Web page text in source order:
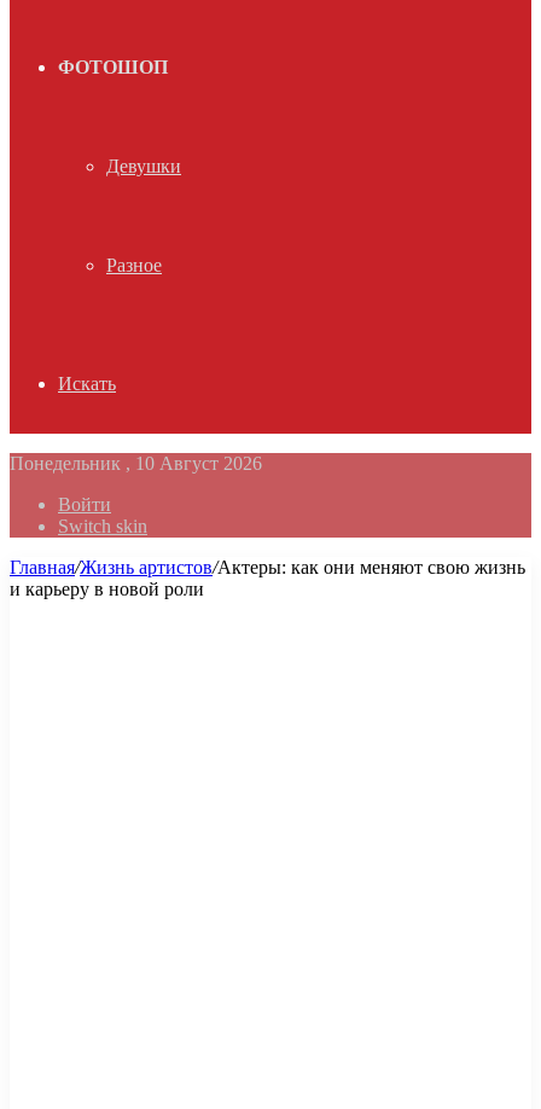
ФОТОШОП
Девушки
Разное
Искать
Понедельник , 10 Август 2026
Войти
Switch skin
Главная/Жизнь артистов/Актеры: как они меняют свою жизнь
и карьеру в новой роли